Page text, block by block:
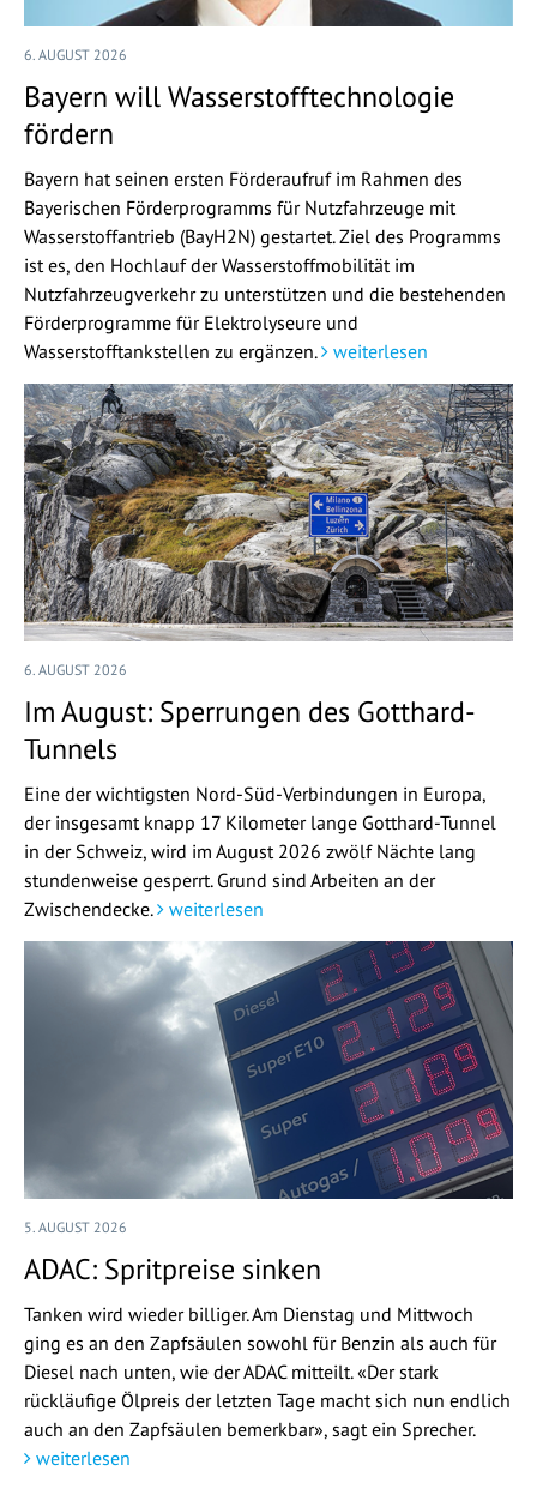
6. AUGUST 2026
Bayern will Wasserstofftechnologie
fördern
Bayern hat seinen ersten Förderaufruf im Rahmen des
Bayerischen Förderprogramms für Nutzfahrzeuge mit
Wasserstoffantrieb (BayH2N) gestartet. Ziel des Programms
ist es, den Hochlauf der Wasserstoffmobilität im
Nutzfahrzeugverkehr zu unterstützen und die bestehenden
Förderprogramme für Elektrolyseure und
Wasserstofftankstellen zu ergänzen.
weiterlesen
6. AUGUST 2026
Im August: Sperrungen des Gotthard-
Tunnels
Eine der wichtigsten Nord-Süd-Verbindungen in Europa,
der insgesamt knapp 17 Kilometer lange Gotthard-Tunnel
in der Schweiz, wird im August 2026 zwölf Nächte lang
stundenweise gesperrt. Grund sind Arbeiten an der
Zwischendecke.
weiterlesen
5. AUGUST 2026
ADAC: Spritpreise sinken
Tanken wird wieder billiger. Am Dienstag und Mittwoch
ging es an den Zapfsäulen sowohl für Benzin als auch für
Diesel nach unten, wie der ADAC mitteilt. «Der stark
rückläufige Ölpreis der letzten Tage macht sich nun endlich
auch an den Zapfsäulen bemerkbar», sagt ein Sprecher.
weiterlesen